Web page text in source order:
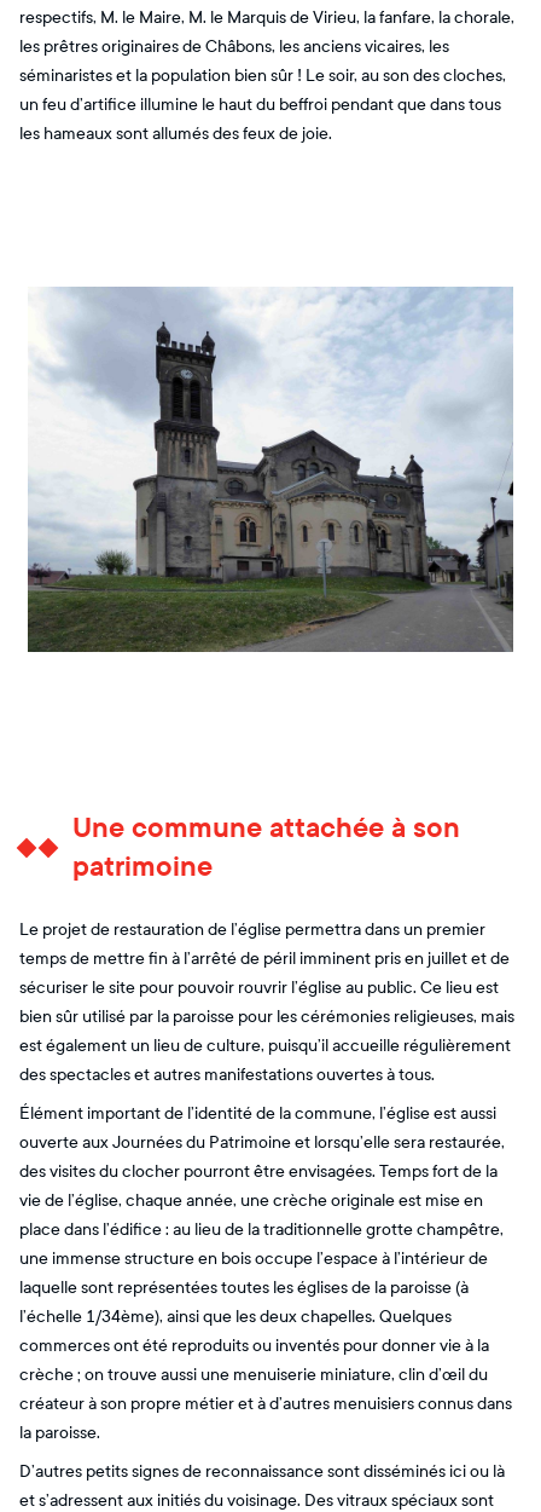
respectifs, M. le Maire, M. le Marquis de Virieu, la fanfare, la chorale,
les prêtres originaires de Châbons, les anciens vicaires, les
séminaristes et la population bien sûr ! Le soir, au son des cloches,
un feu d’artifice illumine le haut du beffroi pendant que dans tous
les hameaux sont allumés des feux de joie.
Une commune attachée à son
patrimoine
Le projet de restauration de l’église permettra dans un premier
temps de mettre fin à l’arrêté de péril imminent pris en juillet et de
sécuriser le site pour pouvoir rouvrir l’église au public. Ce lieu est
bien sûr utilisé par la paroisse pour les cérémonies religieuses, mais
est également un lieu de culture, puisqu’il accueille régulièrement
des spectacles et autres manifestations ouvertes à tous.
Élément important de l’identité de la commune, l’église est aussi
ouverte aux Journées du Patrimoine et lorsqu’elle sera restaurée,
des visites du clocher pourront être envisagées. Temps fort de la
vie de l’église, chaque année, une crèche originale est mise en
place dans l’édifice : au lieu de la traditionnelle grotte champêtre,
une immense structure en bois occupe l’espace à l’intérieur de
laquelle sont représentées toutes les églises de la paroisse (à
l’échelle 1/34ème), ainsi que les deux chapelles. Quelques
commerces ont été reproduits ou inventés pour donner vie à la
crèche ; on trouve aussi une menuiserie miniature, clin d’œil du
créateur à son propre métier et à d’autres menuisiers connus dans
la paroisse.
D’autres petits signes de reconnaissance sont disséminés ici ou là
et s’adressent aux initiés du voisinage. Des vitraux spéciaux sont